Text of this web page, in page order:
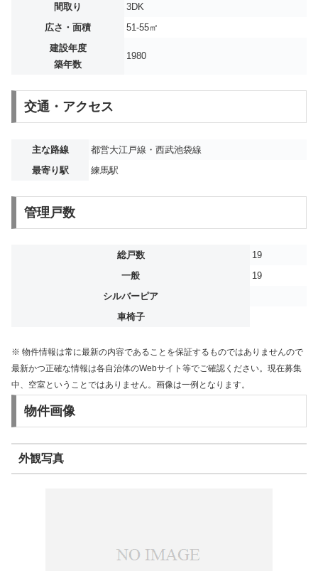
間取り
3DK
広さ・面積
51-55㎡
建設年度
築年数
1980
交通・アクセス
主な路線
都営大江戸線・西武池袋線
最寄り駅
練馬駅
管理戸数
総戸数
19
一般
19
シルバーピア
車椅子
※ 物件情報は常に最新の内容であることを保証するものではありませんので
最新かつ正確な情報は各自治体のWebサイト等でご確認ください。現在募集
中、空室ということではありません。画像は一例となります。
物件画像
外観写真